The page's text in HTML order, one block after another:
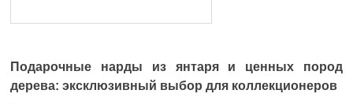
Подарочные нарды из янтаря и ценных пород
дерева: эксклюзивный выбор для коллекционеров